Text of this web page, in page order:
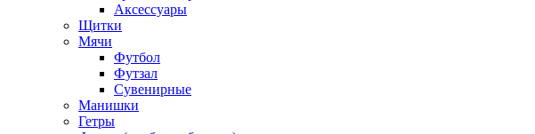
Аксессуары
Щитки
Мячи
Футбол
Футзал
Сувенирные
Манишки
Гетры